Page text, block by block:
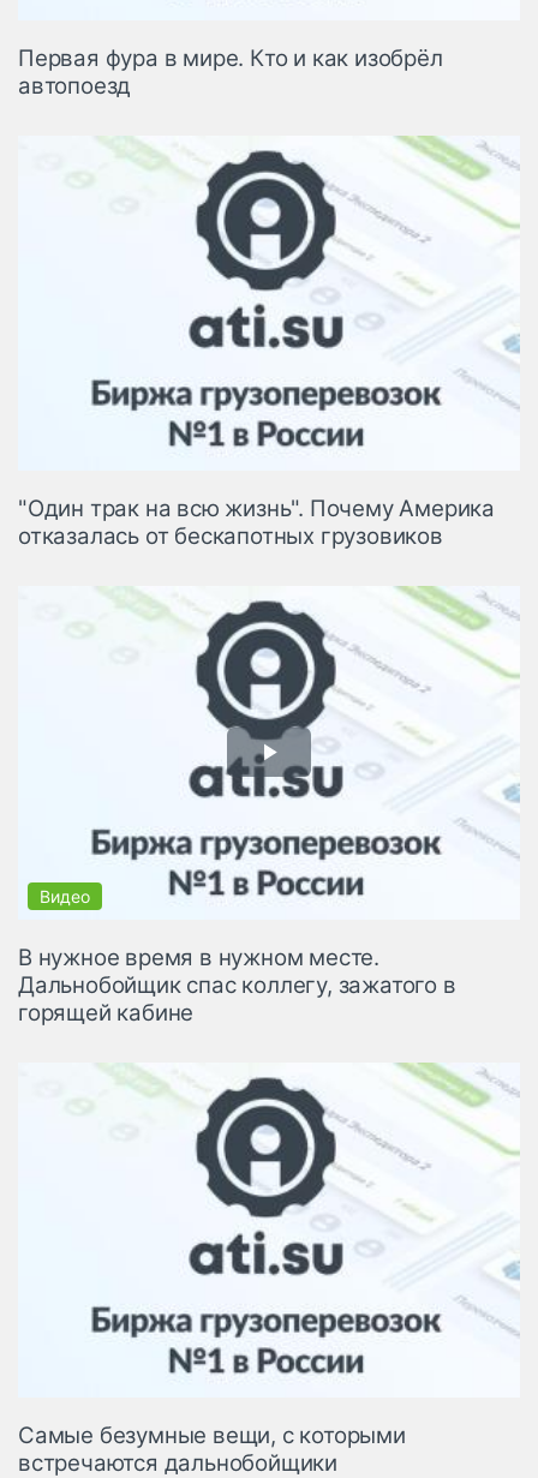
Первая фура в мире. Кто и как изобрёл
автопоезд
"Один трак на всю жизнь". Почему Америка
отказалась от бескапотных грузовиков
В нужное время в нужном месте.
Дальнобойщик спас коллегу, зажатого в
горящей кабине
Самые безумные вещи, с которыми
встречаются дальнобойщики